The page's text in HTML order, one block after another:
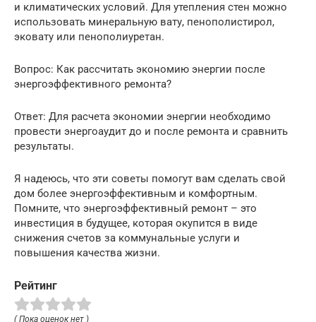
и климатических условий. Для утепления стен можно
использовать минеральную вату, пенополистирол,
эковату или пенополиуретан.
Вопрос: Как рассчитать экономию энергии после
энергоэффективного ремонта?
Ответ: Для расчета экономии энергии необходимо
провести энергоаудит до и после ремонта и сравнить
результаты.
Я надеюсь, что эти советы помогут вам сделать свой
дом более энергоэффективным и комфортным.
Помните, что энергоэффективный ремонт – это
инвестиция в будущее, которая окупится в виде
снижения счетов за коммунальные услуги и
повышения качества жизни.
Рейтинг
( Пока оценок нет )